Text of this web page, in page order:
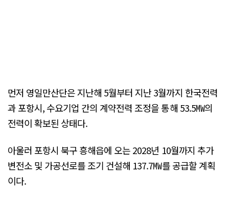
먼저 영일만산단은 지난해 5월부터 지난 3월까지 한국전력
과 포항시, 수요기업 간의 계약전력 조정을 통해 53.5㎿의
전력이 확보된 상태다.
아울러 포항시 북구 흥해읍에 오는 2028년 10월까지 추가
변전소 및 가공선로를 조기 건설해 137.7㎿를 공급할 계획
이다.